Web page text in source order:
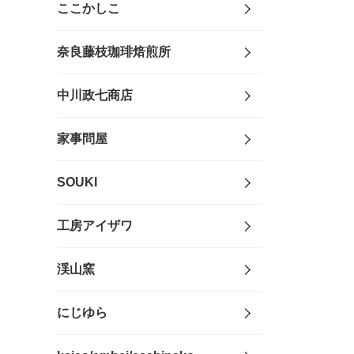
ここかしこ
奈良藤枝珈琲焙煎所
中川政七商店
家事問屋
SOUKI
工房アイザワ
渓山窯
にじゆら